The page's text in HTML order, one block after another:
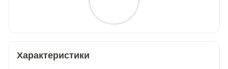
Характеристики